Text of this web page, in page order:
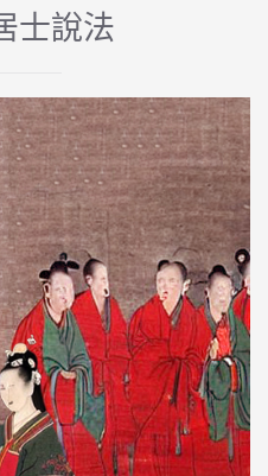
士說法